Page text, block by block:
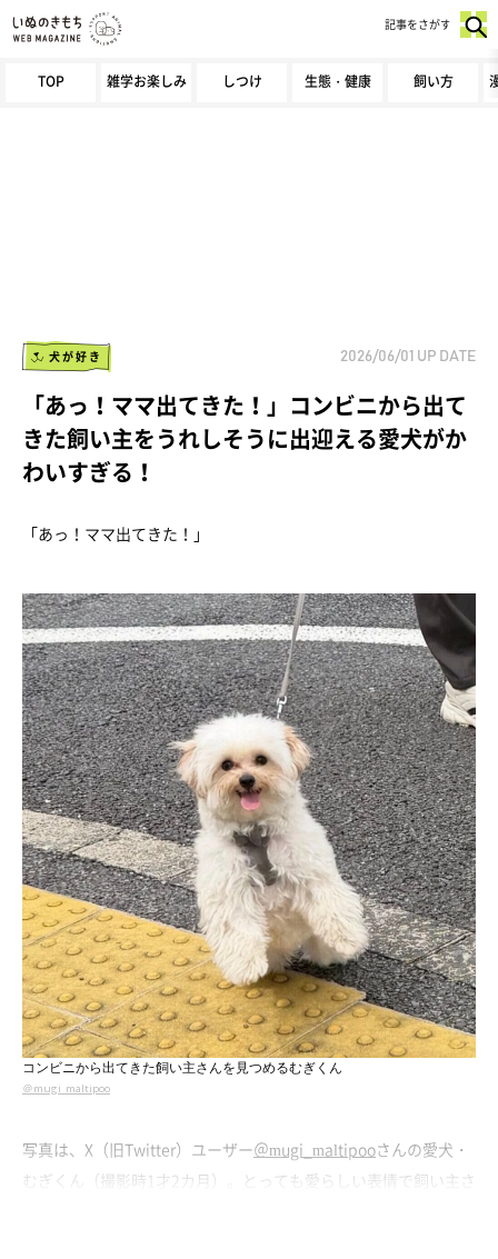
TOP 雑学お楽しみ しつけ 生態・健康 飼い方
記事をさがす
犬が好き 2026/06/01 UP DATE
「あっ！ママ出てきた！」コンビニから出て
きた飼い主をうれしそうに出迎える愛犬がか
わいすぎる！
「あっ！ママ出てきた！」
コンビニから出てきた飼い主さんを見つめるむぎくん
＠mugi_maltipoo
写真は、X（旧Twitter）ユーザー＠mugi_maltipooさんの愛犬・
むぎくん（撮影時1才2カ月）。とっても愛らしい表情で飼い主さ